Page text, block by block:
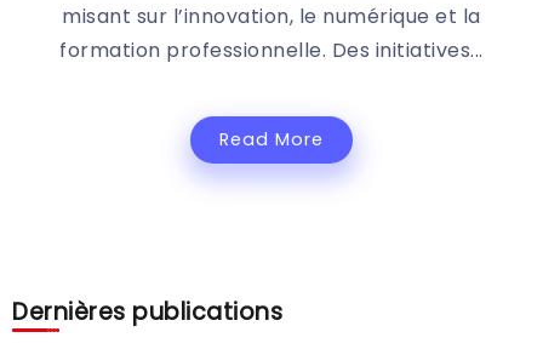
misant sur l’innovation, le numérique et la
formation professionnelle. Des initiatives...
Read More
Dernières publications